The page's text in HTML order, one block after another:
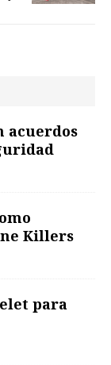
acuerdos
Killers
para